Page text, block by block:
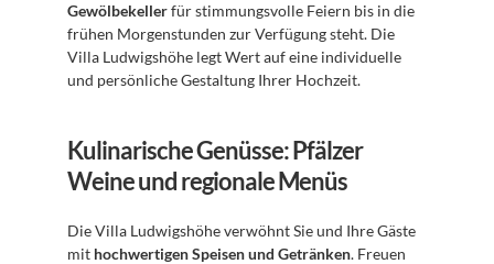
Gewölbekeller für stimmungsvolle Feiern bis in die
frühen Morgenstunden zur Verfügung steht. Die
Villa Ludwigshöhe legt Wert auf eine individuelle
und persönliche Gestaltung Ihrer Hochzeit.
Kulinarische Genüsse: Pfälzer
Weine und regionale Menüs
Die Villa Ludwigshöhe verwöhnt Sie und Ihre Gäste
mit hochwertigen Speisen und Getränken. Freuen